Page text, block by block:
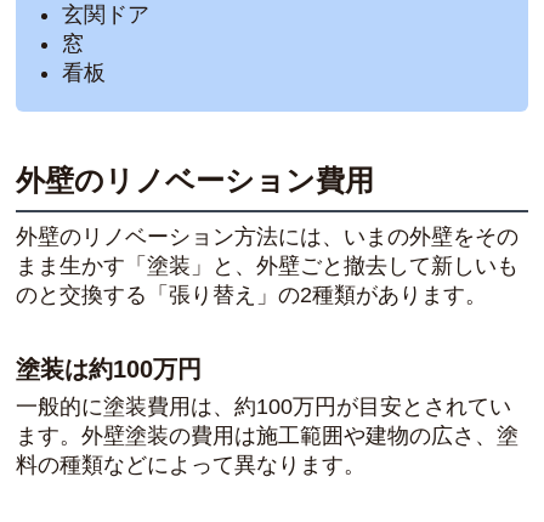
玄関ドア
窓
看板
外壁のリノベーション費用
外壁のリノベーション方法には、いまの外壁をその
まま生かす「塗装」と、外壁ごと撤去して新しいも
のと交換する「張り替え」の2種類があります。
塗装は約100万円
一般的に塗装費用は、約100万円が目安とされてい
ます。外壁塗装の費用は施工範囲や建物の広さ、塗
料の種類などによって異なります。